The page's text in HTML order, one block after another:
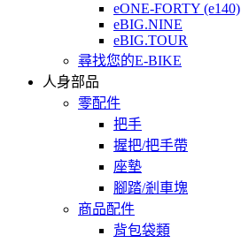
eONE-FORTY (e140)
eBIG.NINE
eBIG.TOUR
尋找您的E-BIKE
人身部品
零配件
把手
握把/把手帶
座墊
腳踏/剎車塊
商品配件
背包袋類